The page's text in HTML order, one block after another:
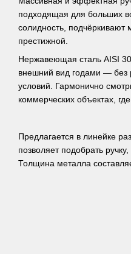
подходящая для больших
солидность, подчёркивают
престижной.
Нержавеющая сталь AISI
внешний вид годами — без
условий. Гармонично
коммерческих объектах,
Предлагается в линейке
позволяет подобрать
Толщина металла